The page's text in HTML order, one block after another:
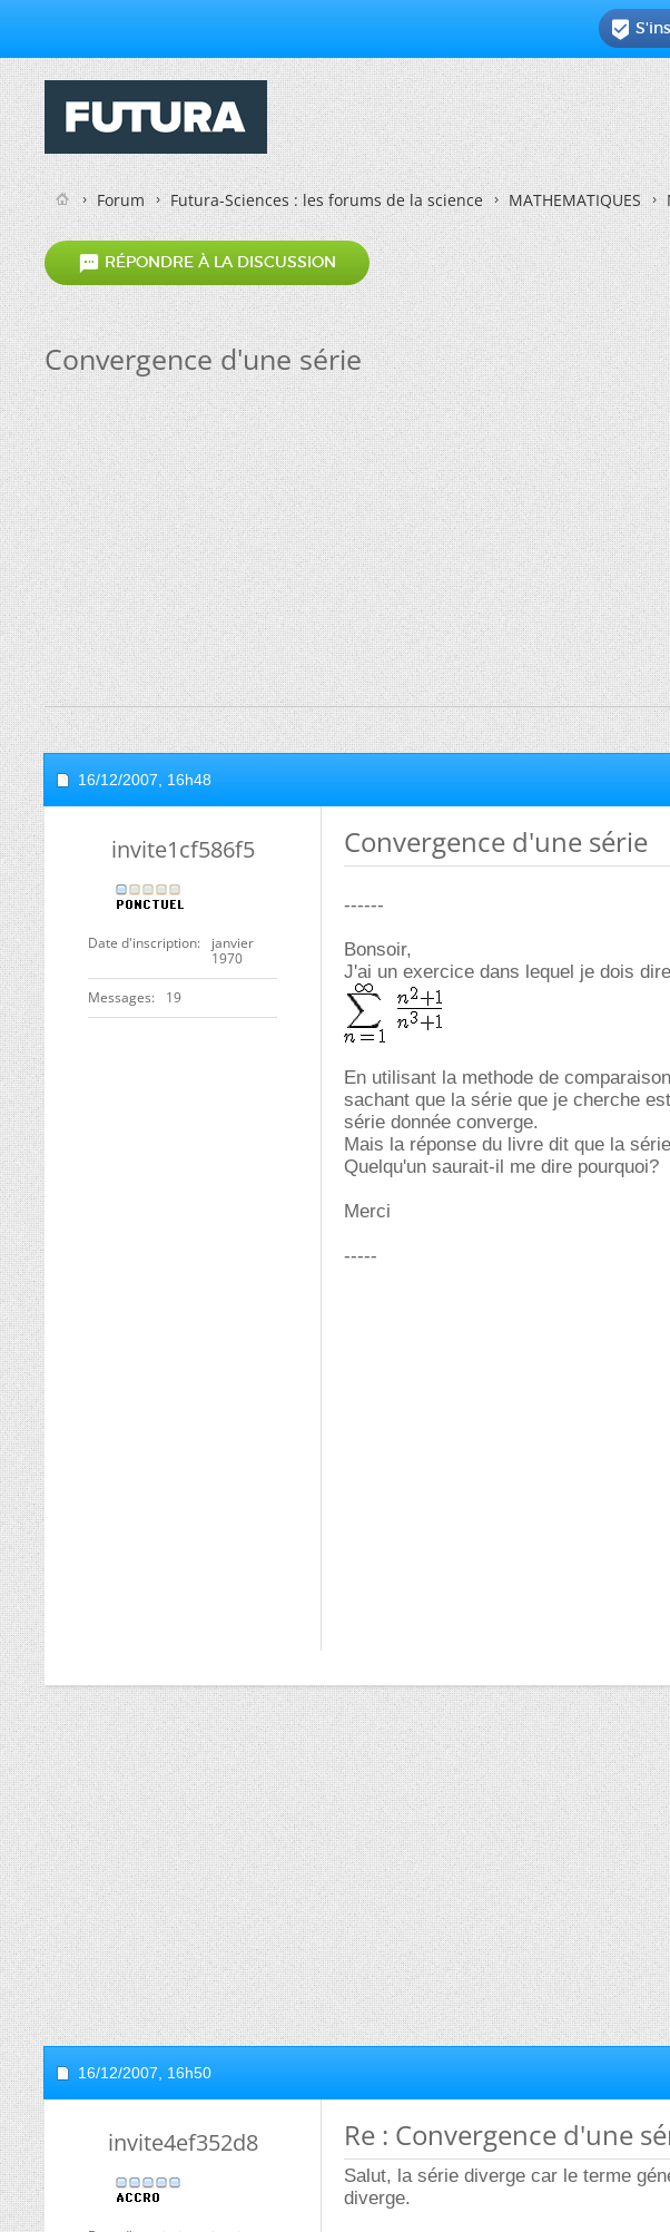

Forum Futura-Sciences : les forums de la science MATHEMATIQUES
 RÉPONDRE À LA DISCUSSION
Convergence d'une série
16/12/2007, 16h48
invite1cf586f5
Date d'inscription
janvier
1970
Messages 19
Convergence d'une série
------
Bonsoir,
J'ai un exercice dans lequel je dois
En utilisant la methode de
sachant que la série que je cherche
série donnée converge.
Mais la réponse du livre dit que la
Quelqu'un saurait-il me dire pourquoi?
Merci
-----
16/12/2007, 16h50
invite4ef352d8 Re : Convergence d'une
Salut, la série diverge car le terme
diverge.